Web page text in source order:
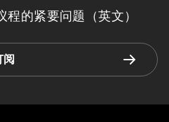
的紧要问题（英文）
阅